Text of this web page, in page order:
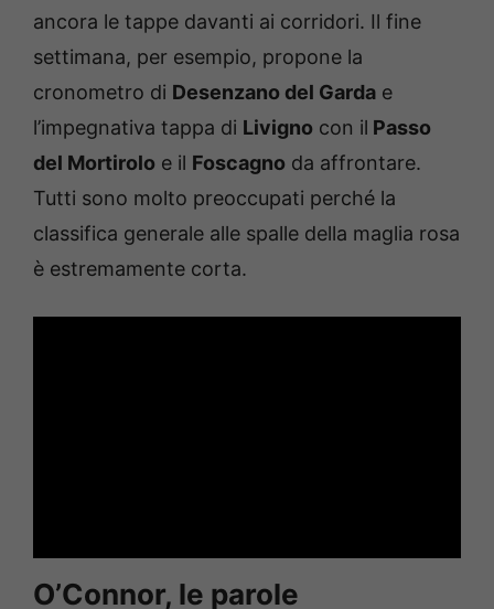
ancora le tappe davanti ai corridori. Il fine
settimana, per esempio, propone la
cronometro di Desenzano del Garda e
l’impegnativa tappa di Livigno con il Passo
del Mortirolo e il Foscagno da affrontare.
Tutti sono molto preoccupati perché la
classifica generale alle spalle della maglia rosa
è estremamente corta.
O’Connor, le parole